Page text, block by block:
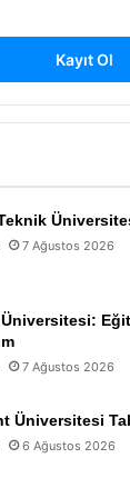
Kayıt Ol
7 Ağustos 2026
7 Ağustos 2026
Üniversitesi
6 Ağustos 2026